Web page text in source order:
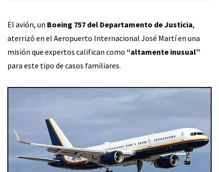
El avión, un Boeing 757 del Departamento de Justicia,
aterrizó en el Aeropuerto Internacional José Martí en una
misión que expertos califican como “altamente inusual”
para este tipo de casos familiares.